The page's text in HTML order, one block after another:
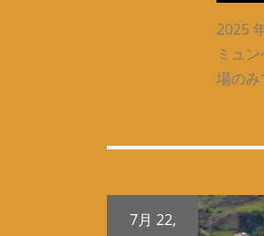
2025
ミュ
場の
7月 22,